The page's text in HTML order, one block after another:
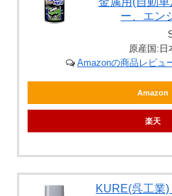
ー、エン
原産国:日
Amazonの商品レビュ
Amazon
楽天
KURE(呉工業)